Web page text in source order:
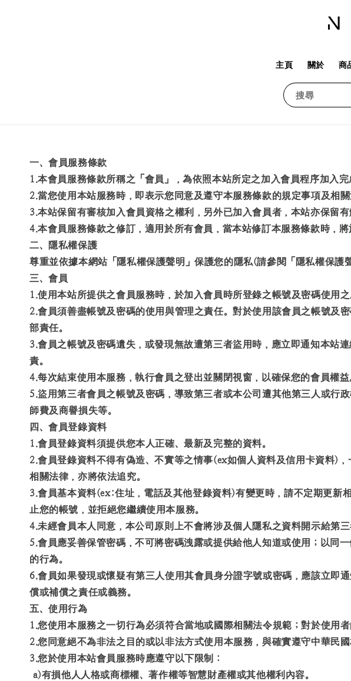
搜尋
主頁 關於 商
一、會員服務條款
1.本會員服務條款所稱之「會員」，為依照本站所定之加入會員程序加入完
2.當您使用本站服務時，即表示您同意及遵守本服務條款的規定事項及相關
3.本站保留有審核加入會員資格之權利，另外已加入會員者，本站亦保留有
4.本會員服務條款之修訂，適用於所有會員，當本站修訂本服務條款時，將
二、隱私權保護
尊重並依據本網站「隱私權保護聲明」保護您的隱私(請參閱「隱私權保護
三、會員
1.使用本站所提供之會員服務時，於加入會員時所登錄之帳號及密碼使用之
2.會員須善盡帳號及密碼的使用與管理之責任。對於使用該會員之帳號及
部責任。
3.會員之帳號及密碼遺失，或發現無故遭第三者盜用時，應立即通知本站
責。
4.每次結束使用本服務，執行會員之登出並關閉視窗，以確保您的會員權益
5.盜用第三者會員之帳號及密碼，導致第三者或本公司遭其他第三人或行
師費及商譽損失等。
四、會員登錄資料
1.會員登錄資料須提供您本人正確、最新及完整的資料。
2.會員登錄資料不得有偽造、不實等之情事(ex如個人資料及信用卡資料)
相關法律，亦將依法追究。
3.會員基本資料(ex:住址，電話及其他登錄資料)有變更時，請不定期更新
止您的帳號，並拒絕您繼續使用本服務。
4.未經會員本人同意，本公司原則上不會將涉及個人隱私之資料開示給第
5.會員應妥善保管密碼，不可將密碼洩露或提供給他人知道或使用；以同
的行為。
6.會員如果發現或懷疑有第三人使用其會員身分證字號或密碼，應該立即
償或補償之責任或義務。
五、使用行為
1.您使用本服務之一切行為必須符合當地或國際相關法令規範；對於使用
2.您同意絕不為非法之目的或以非法方式使用本服務，與確實遵守中華民
3.您於使用本站會員服務時應遵守以下限制：
a)有損他人人格或商標權、著作權等智慧財產權或其他權利內容。